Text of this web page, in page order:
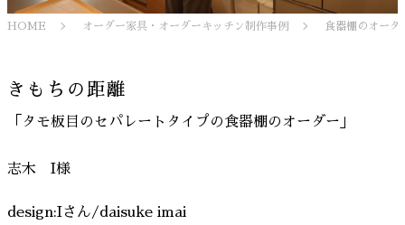
HOME オーダー家具・オーダーキッチン制作事例 食器棚のオーダ
きもちの距離
「タモ板目のセパレートタイプの食器棚のオーダー」
志木 I様
design:Iさん/daisuke imai